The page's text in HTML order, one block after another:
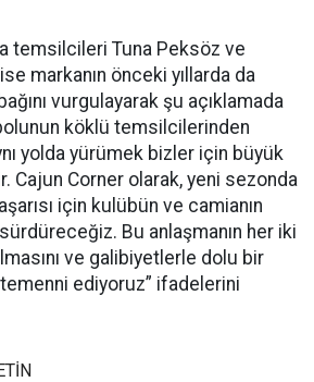
temsilcileri Tuna Peksöz ve
markanın önceki yıllarda da
vurgulayarak şu açıklamada
köklü temsilcilerinden
yolda yürümek bizler için büyük
Cajun Corner olarak, yeni sezonda
için kulübün ve camianın
sürdüreceğiz. Bu anlaşmanın her iki
ve galibiyetlerle dolu bir
ediyoruz” ifadelerini